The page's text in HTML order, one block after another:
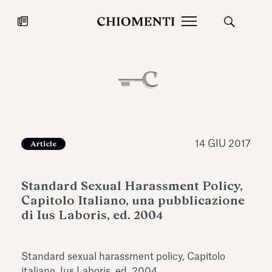
27 LUG 2026
mostra Marmora Romana
EcoVadis
Article 14 GIU 2017
Standard Sexual Harassment Policy,
Capitolo Italiano, una pubblicazione
di Ius Laboris, ed. 2004
Standard sexual harassment policy, Capitolo